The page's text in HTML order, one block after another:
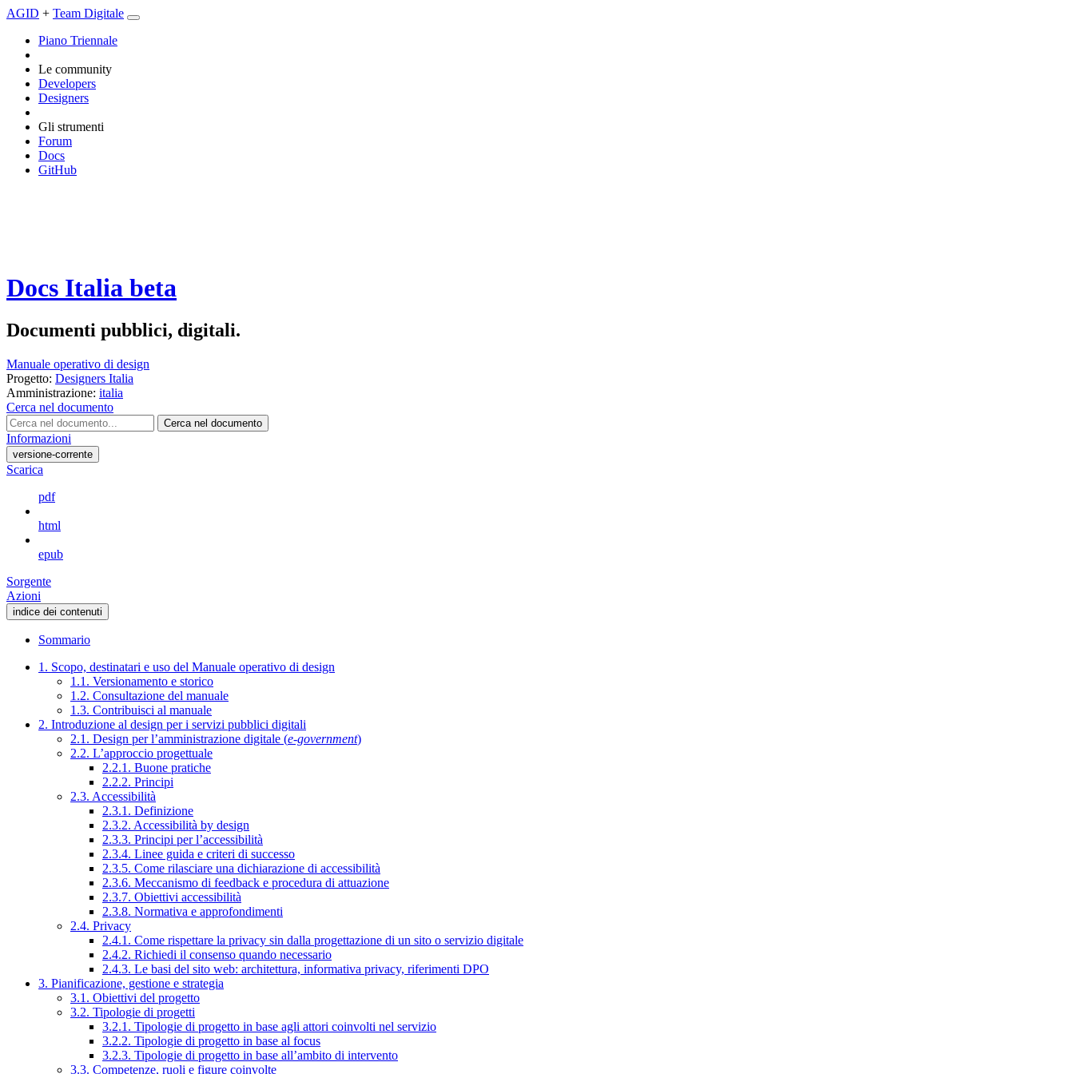
AGID + Team Digitale
Piano Triennale
Le community
Developers
Designers
Gli strumenti
Forum
Docs
GitHub
Docs Italia beta
Documenti pubblici, digitali.
Manuale operativo di design
Progetto: Designers Italia
Amministrazione: italia
Cerca nel documento
Cerca nel documento
Informazioni
versione-corrente
Scarica
pdf
html
epub
Sorgente
Azioni
indice dei contenuti
Sommario
1. Scopo, destinatari e uso del Manuale operativo di design
1.1. Versionamento e storico
1.2. Consultazione del manuale
1.3. Contribuisci al manuale
2. Introduzione al design per i servizi pubblici digitali
2.1. Design per l’amministrazione digitale (e-government)
2.2. L’approccio progettuale
2.2.1. Buone pratiche
2.2.2. Principi
2.3. Accessibilità
2.3.1. Definizione
2.3.2. Accessibilità by design
2.3.3. Principi per l’accessibilità
2.3.4. Linee guida e criteri di successo
2.3.5. Come rilasciare una dichiarazione di accessibilità
2.3.6. Meccanismo di feedback e procedura di attuazione
2.3.7. Obiettivi accessibilità
2.3.8. Normativa e approfondimenti
2.4. Privacy
2.4.1. Come rispettare la privacy sin dalla progettazione di un sito o servizio digitale
2.4.2. Richiedi il consenso quando necessario
2.4.3. Le basi del sito web: architettura, informativa privacy, riferimenti DPO
3. Pianificazione, gestione e strategia
3.1. Obiettivi del progetto
3.2. Tipologie di progetti
3.2.1. Tipologie di progetto in base agli attori coinvolti nel servizio
3.2.2. Tipologie di progetto in base al focus
3.2.3. Tipologie di progetto in base all’ambito di intervento
3.3. Competenze, ruoli e figure coinvolte